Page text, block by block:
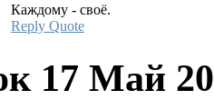
Каждому - своё.
Reply Quote
17 Май